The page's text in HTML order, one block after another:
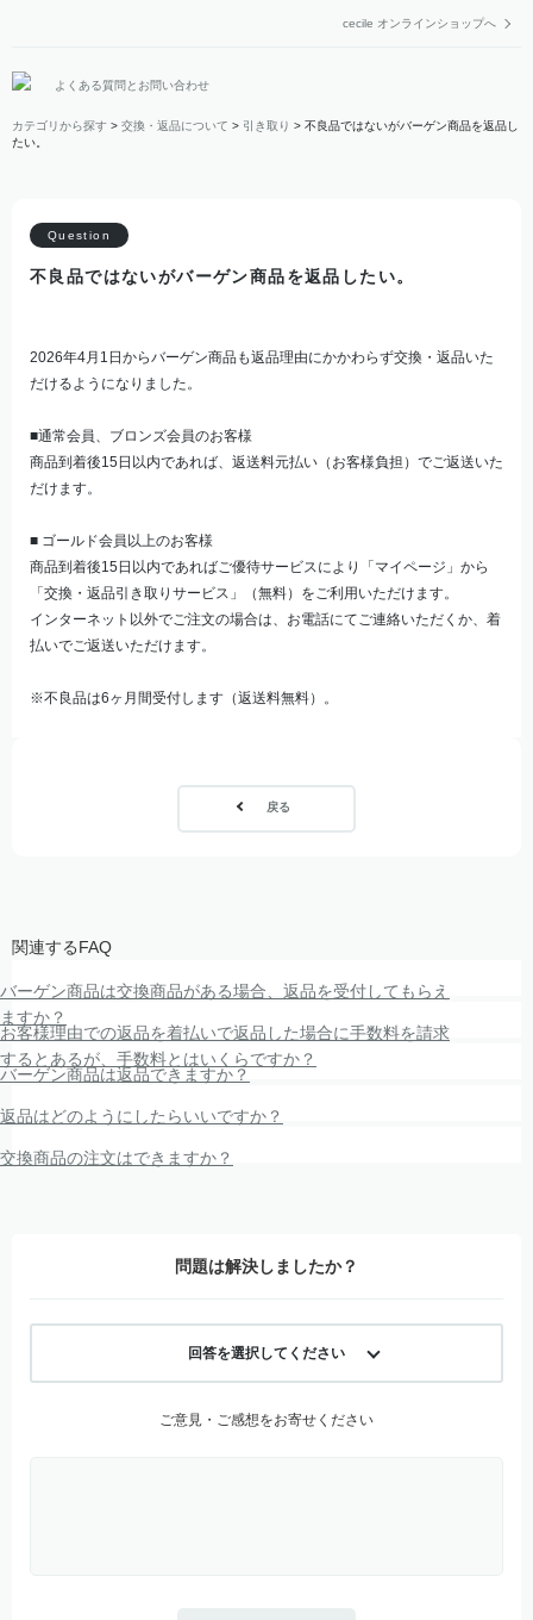
cecile オンラインショップへ
よくある質問とお問い合わせ
カテゴリから探す > 交換・返品について > 引き取り > 不良品ではないがバーゲン商品を返品し
たい。
不良品ではないがバーゲン商品を返品したい。
2026年4月1日からバーゲン商品も返品理由にかかわらず交換・返品いた
だけるようになりました。
■通常会員、ブロンズ会員のお客様
商品到着後15日以内であれば、返送料元払い（お客様負担）でご返送いた
だけます。
■ ゴールド会員以上のお客様
商品到着後15日以内であればご優待サービスにより「マイページ」から
「交換・返品引き取りサービス」（無料）をご利用いただけます。
インターネット以外でご注文の場合は、お電話にてご連絡いただくか、着
払いでご返送いただけます。
※不良品は6ヶ月間受付します（返送料無料）。
戻る
関連するFAQ
バーゲン商品は交換商品がある場合、返品を受付してもらえ
ますか？
お客様理由での返品を着払いで返品した場合に手数料を請求
するとあるが、手数料とはいくらですか？
バーゲン商品は返品できますか？
返品はどのようにしたらいいですか？
交換商品の注文はできますか？
問題は解決しましたか？
回答を選択してください
ご意見・ご感想をお寄せください